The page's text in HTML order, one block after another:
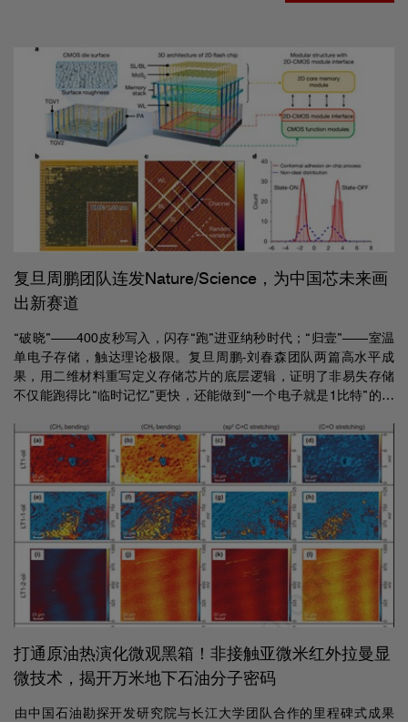
复旦周鹏团队连发Nature/Science，为中国芯未来画
出新赛道
“破晓”——400皮秒写入，闪存“跑”进亚纳秒时代；“归壹”——室温
单电子存储，触达理论极限。复旦周鹏-刘春森团队两篇高水平成
果，用二维材料重写定义存储芯片的底层逻辑，证明了非易失存储
不仅能跑得比“临时记忆”更快，还能做到“一个电子就是1比特”的终
动（<30nm）与宽温区（1.6K-675K）特性，成为连接二维材料量
子行为与宏观芯片性能的 “量子观测室”，见证了这些划时代突破的
发现。
打通原油热演化微观黑箱！非接触亚微米红外拉曼显
微技术，揭开万米地下石油分子密码
​由中国石油勘探开发研究院与长江大学团队合作的里程碑式成果